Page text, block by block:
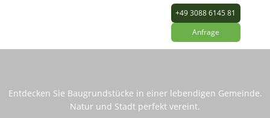
+49 3088 6145 81
Anfrage
Entdecken Sie Baugrundstücke in einer lebendigen Gemeinde.
Natur und Stadt perfekt vereint.